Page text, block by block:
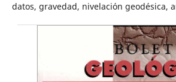
datos, gravedad, nivelación geodésica,